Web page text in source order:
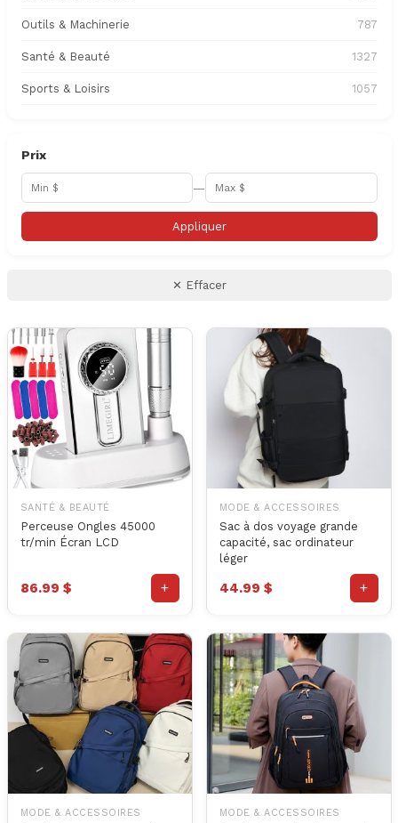
Outils & Machinerie 787
Santé & Beauté 1327
Sports & Loisirs 1057
Prix
—
Appliquer
✕ Effacer
SANTÉ & BEAUTÉ
Perceuse Ongles 45000
tr/min Écran LCD
86.99 $ +
MODE & ACCESSOIRES
Sac à dos voyage grande
capacité, sac ordinateur
léger
44.99 $ +
MODE & ACCESSOIRES MODE & ACCESSOIRES